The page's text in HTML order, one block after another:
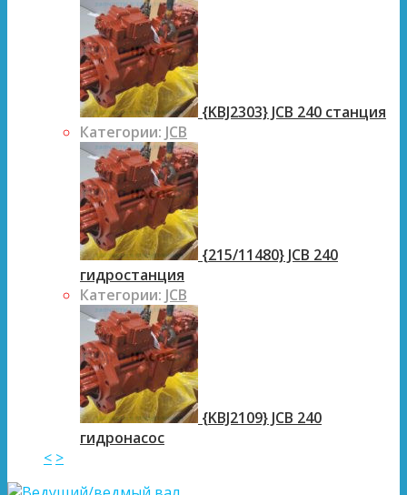
{KBJ2303} JCB 240 станция
Категории: JCB
{215/11480} JCB 240
гидростанция
Категории: JCB
{KBJ2109} JCB 240
гидронасос
< >